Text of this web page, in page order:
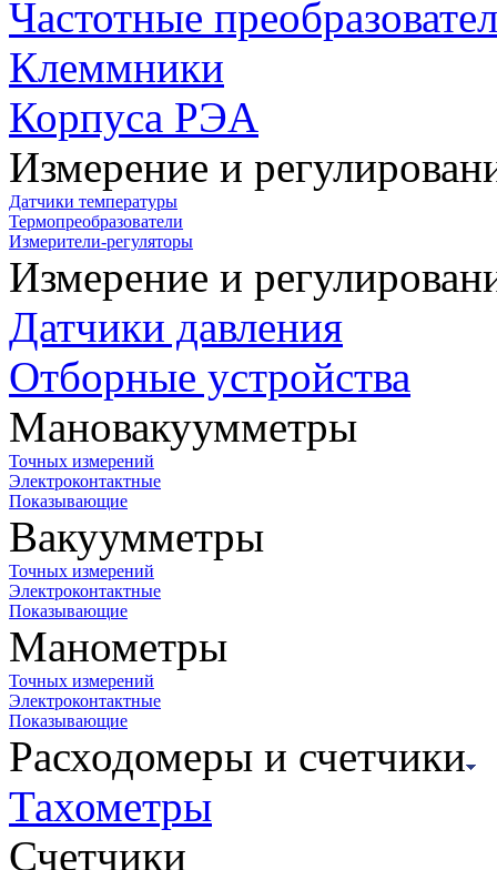
Частотные
Клеммники
Корпуса РЭА
Измерение и
Датчики температуры
Термопреобразователи
Измерители-регуляторы
Измерение и
Датчики давления
Отборные устройства
Мановакуумметры
Точных измерений
Электроконтактные
Показывающие
Вакуумметры
Точных измерений
Электроконтактные
Показывающие
Манометры
Точных измерений
Электроконтактные
Показывающие
Расходомеры и счетчики
Тахометры
Счетчики